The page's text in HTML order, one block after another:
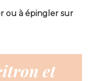
ou à épingler sur